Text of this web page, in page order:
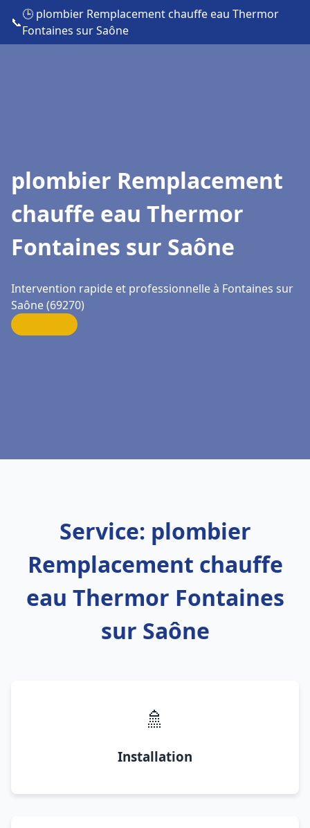
📞
🕒 plombier Remplacement chauffe eau Thermor
Fontaines sur Saône
plombier Remplacement
chauffe eau Thermor
Fontaines sur Saône
Intervention rapide et professionnelle à Fontaines sur
Saône (69270)
Service: plombier
Remplacement chauffe
eau Thermor Fontaines
sur Saône
🚿
Installation